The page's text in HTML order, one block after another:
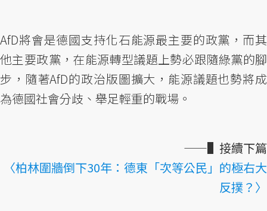
AfD將會是德國支持化石能源最主要的政黨，而其
他主要政黨，在能源轉型議題上勢必跟隨綠黨的腳
步，隨著AfD的政治版圖擴大，能源議題也勢將成
為德國社會分歧、舉足輕重的戰場。
——▌接續下篇
〈柏林圍牆倒下30年：德東「次等公民」的極右大
反撲？〉